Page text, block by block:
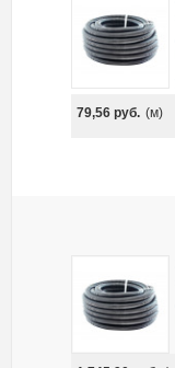
79,56 руб. (м)